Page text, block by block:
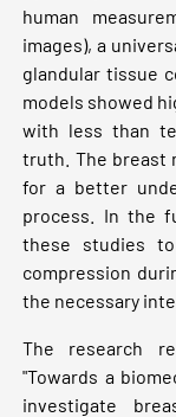
human
images), a
glandular tissue
models showed
with less than
truth. The breast
for a better
process. In the
these studies
compression
the necessary
The research
"Towards a
investigate